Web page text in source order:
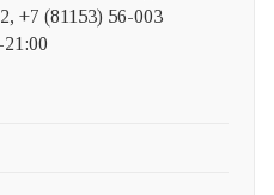
+7 (81153) 56-003